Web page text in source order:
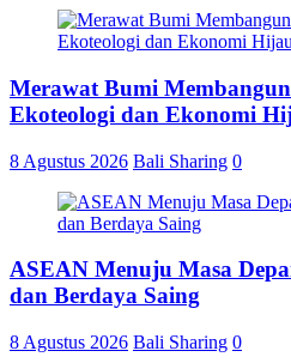
Merawat Bumi
Ekoteologi dan Ekonomi
8 Agustus 2026 Bali Sharing 0
ASEAN Menuju Masa
dan Berdaya Saing
8 Agustus 2026 Bali Sharing 0